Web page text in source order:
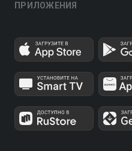
ПРИЛОЖЕНИЯ